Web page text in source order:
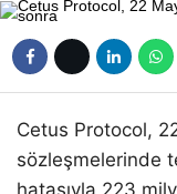
Cetus Protocol,
sözleşmelerinde
hatasıyla 223